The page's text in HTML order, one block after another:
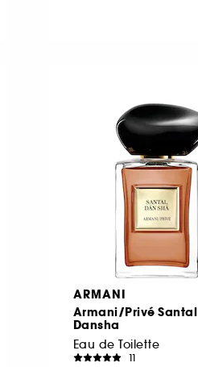
ARMANI
Armani/Privé Santal
Dansha
Eau de Toilette
11